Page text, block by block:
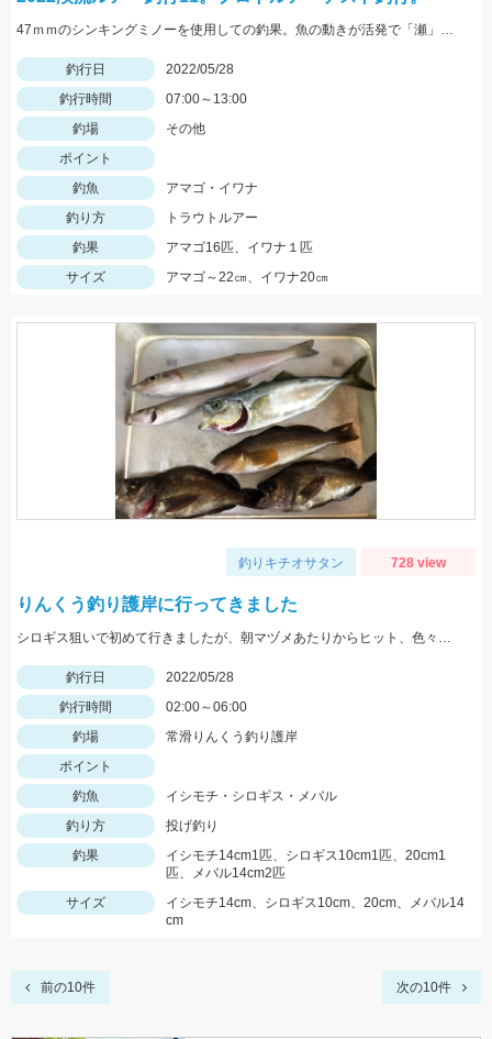
47ｍｍのシンキングミノーを使用しての釣果。魚の動きが活発で「瀬」での釣果が多い状況でした。
釣行日
2022/05/28
釣行時間
07:00～13:00
釣場
その他
ポイント
釣魚
アマゴ・イワナ
釣り方
トラウトルアー
釣果
アマゴ16匹、イワナ１匹
サイズ
アマゴ～22㎝、イワナ20㎝
釣りキチオサタン 728 view
りんくう釣り護岸に行ってきました
シロギス狙いで初めて行きましたが、朝マヅメあたりからヒット、色々釣れて楽しかったです。
釣行日
2022/05/28
釣行時間
02:00～06:00
釣場
常滑りんくう釣り護岸
ポイント
釣魚
イシモチ・シロギス・メバル
釣り方
投げ釣り
釣果
イシモチ14cm1匹、シロギス10cm1匹、20cm1
匹、メバル14cm2匹
サイズ
イシモチ14cm、シロギス10cm、20cm、メバル14
cm
前の10件 次の10件